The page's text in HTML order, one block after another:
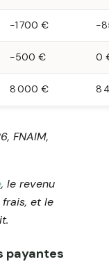
-1 700 € -
-500 € 0
8 000 € 8
FNAIM,
, le revenu
et le
payantes